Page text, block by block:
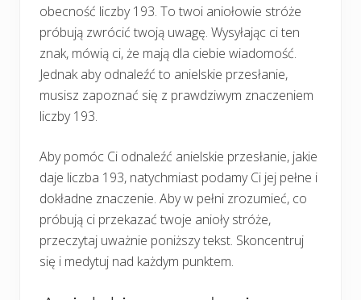
obecność liczby 193. To twoi aniołowie stróże
próbują zwrócić twoją uwagę. Wysyłając ci ten
znak, mówią ci, że mają dla ciebie wiadomość.
Jednak aby odnaleźć to anielskie przesłanie,
musisz zapoznać się z prawdziwym znaczeniem
liczby 193.
Aby pomóc Ci odnaleźć anielskie przesłanie, jakie
daje liczba 193, natychmiast podamy Ci jej pełne i
dokładne znaczenie. Aby w pełni zrozumieć, co
próbują ci przekazać twoje anioły stróże,
przeczytaj uważnie poniższy tekst. Skoncentruj
się i medytuj nad każdym punktem.